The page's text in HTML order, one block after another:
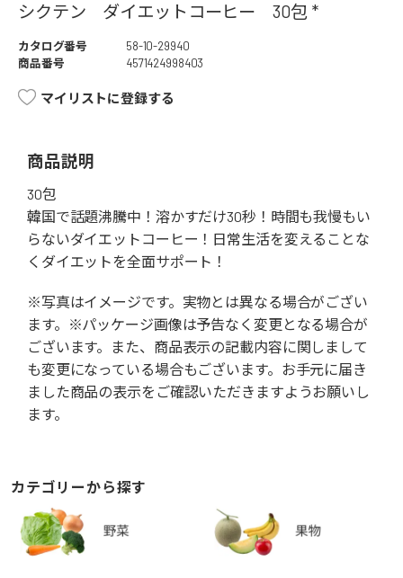
シクテン ダイエットコーヒー 30包 *
カタログ番号
58-10-29940
商品番号
4571424998403
マイリストに登録する
商品説明
30包
韓国で話題沸騰中！溶かすだけ30秒！時間も我慢もい
らないダイエットコーヒー！日常生活を変えることな
くダイエットを全面サポート！
※写真はイメージです。実物とは異なる場合がござい
ます。※パッケージ画像は予告なく変更となる場合が
ございます。また、商品表示の記載内容に関しまして
も変更になっている場合もございます。お手元に届き
ました商品の表示をご確認いただきますようお願いし
ます。
カテゴリーから探す